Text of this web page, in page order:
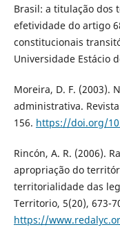
Brasil: a titulação dos
efetividade do artigo
constitucionais
Universidade Estácio
Moreira, D. F. (2003).
administrativa.
156. https://doi.org/
Rincón, A. R. (2006).
apropriação do
territorialidade das
Territorio, 5(20), 673-
https://